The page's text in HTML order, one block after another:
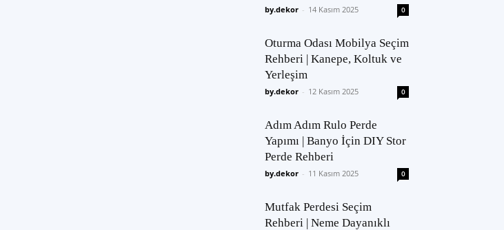
by.dekor - 14 Kasım 2025 0
Oturma Odası Mobilya Seçim
Rehberi | Kanepe, Koltuk ve
Yerleşim
by.dekor - 12 Kasım 2025 0
Adım Adım Rulo Perde
Yapımı | Banyo İçin DIY Stor
Perde Rehberi
by.dekor - 11 Kasım 2025 0
Mutfak Perdesi Seçim
Rehberi | Neme Dayanıklı